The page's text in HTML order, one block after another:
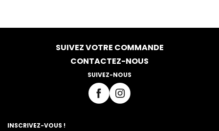
SUIVEZ VOTRE COMMANDE
CONTACTEZ-NOUS
SUIVEZ-NOUS
INSCRIVEZ-VOUS !